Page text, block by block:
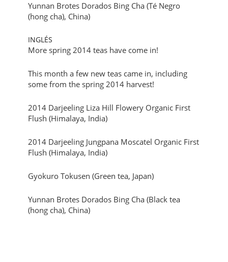
Yunnan Brotes Dorados Bing Cha (Té Negro
(hong cha), China)
INGLÉS
More spring 2014 teas have come in!
This month a few new teas came in, including
some from the spring 2014 harvest!
2014 Darjeeling Liza Hill Flowery Organic First
Flush (Himalaya, India)
2014 Darjeeling Jungpana Moscatel Organic First
Flush (Himalaya, India)
Gyokuro Tokusen (Green tea, Japan)
Yunnan Brotes Dorados Bing Cha (Black tea
(hong cha), China)